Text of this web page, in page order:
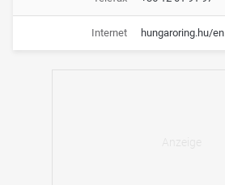
Internet hungaroring.hu/en